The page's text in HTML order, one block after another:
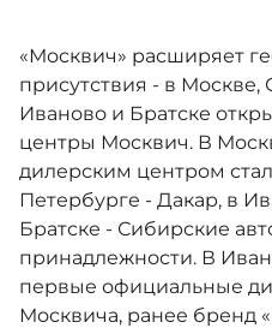
от 2
Кредитные программы
Спецпредложения
Калькулятор трейд-ин
Моторное масло
СЕРВИСНЫЕ АКЦИИ
АКСЕССУАРЫ
КОНТАКТЫ
«Москвич» расширяет
присутствия - в Москве,
Иваново и Братске
центры Москвич. В
дилерским центром
Петербурге - Дакар, в
Братске - Сибирские
принадлежности. В
первые официальные
Москвича, ранее бренд